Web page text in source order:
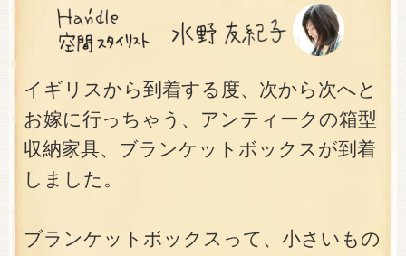
イギリスから到着する度、次から次へと
お嫁に行っちゃう、アンティークの箱型
収納家具、ブランケットボックスが到着
しました。
ブランケットボックスって、小さいもの